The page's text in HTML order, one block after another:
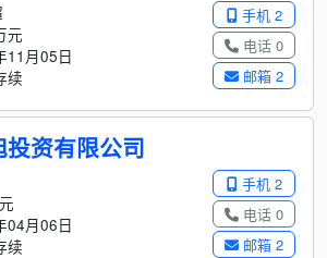
手机 2
电话 0
邮箱 2
元
11月05日
续
资有限公司
手机 2
电话 0
邮箱 2
04月06日
续